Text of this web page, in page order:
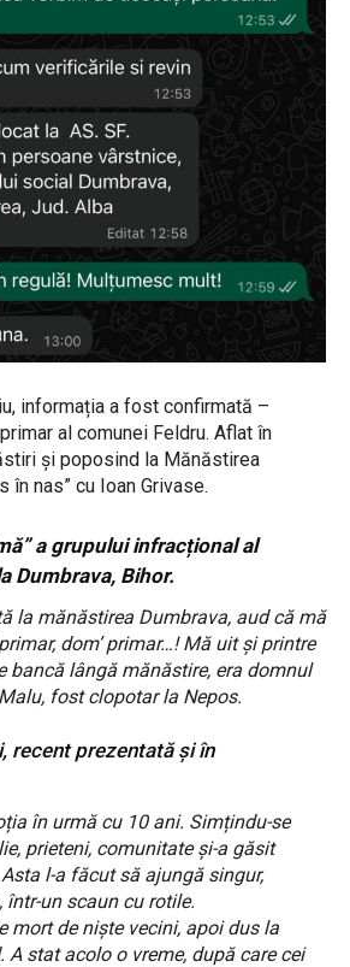
informația a fost confirmată –
al comunei Feldru. Aflat în
și poposind la Mănăstirea
în nas” cu Ioan Grivase.
a grupului infracțional al
Dumbrava, Bihor.
la mănăstirea Dumbrava, aud că mă
dom’ primar…! Mă uit și printre
bancă lângă mănăstire, era domnul
fost clopotar la Nepos.
recent prezentată și în
în urmă cu 10 ani. Simțindu-se
prieteni, comunitate și-a găsit
l-a făcut să ajungă singur,
într-un scaun cu rotile.
mort de niște vecini, apoi dus la
stat acolo o vreme, după care cei